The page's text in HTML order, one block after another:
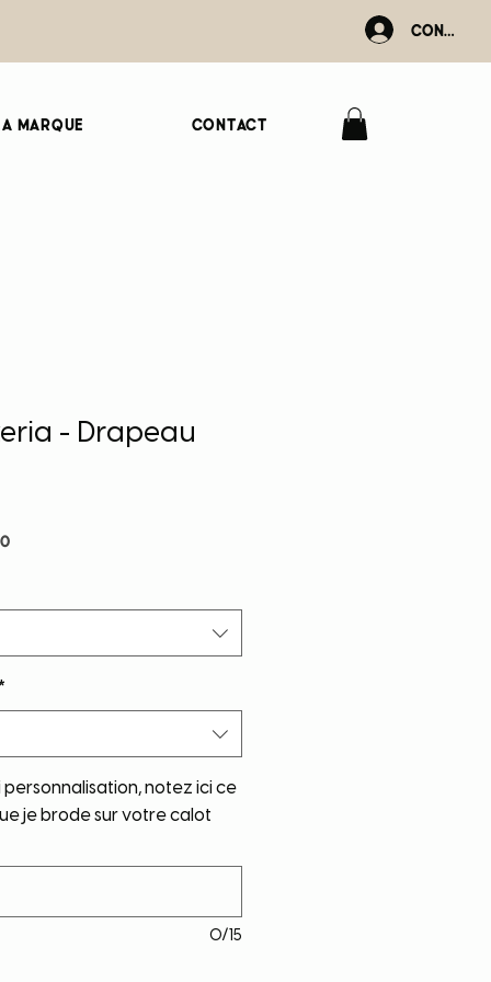
marque Contact
- Drapeau
personnalisation, notez ici ce
je brode sur votre calot
0/15